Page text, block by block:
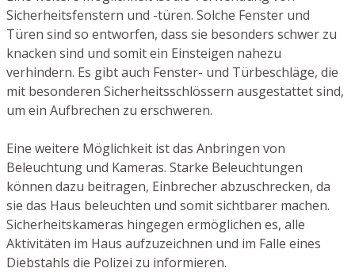
Sicherheitsfenstern und -türen. Solche Fenster und
Türen sind so entworfen, dass sie besonders schwer zu
knacken sind und somit ein Einsteigen nahezu
verhindern. Es gibt auch Fenster- und Türbeschläge, die
mit besonderen Sicherheitsschlössern ausgestattet sind,
um ein Aufbrechen zu erschweren.
Eine weitere Möglichkeit ist das Anbringen von
Beleuchtung und Kameras. Starke Beleuchtungen
können dazu beitragen, Einbrecher abzuschrecken, da
sie das Haus beleuchten und somit sichtbarer machen.
Sicherheitskameras hingegen ermöglichen es, alle
Aktivitäten im Haus aufzuzeichnen und im Falle eines
Diebstahls die Polizei zu informieren.